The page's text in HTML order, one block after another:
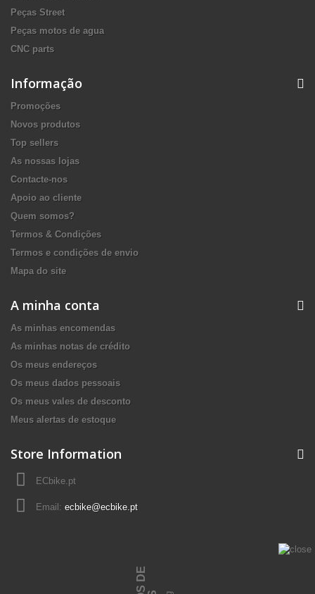
Peças Street
Peças motos de agua
CNC parts
Informação
Promoções
Novos produtos
Top sellers
As nossas lojas
Contacte-nos
Apoio ao cliente
Quem somos?
Termos & Condições
Termos e condições de envio
Mapa do site
A minha conta
As minhas encomendas
As minhas notas de crédito
Os meus endereços
Os meus dados pessoais
Os meus vales de desconto
Meus alertas de estoque
Store Information
ECbike.pt
Email: ecbike@ecbike.pt